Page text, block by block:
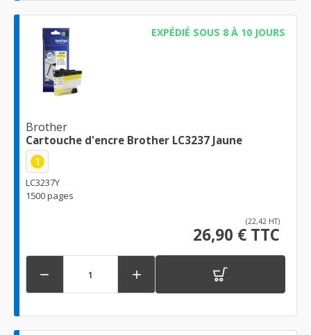
EXPÉDIÉ SOUS 8 À 10 JOURS
Brother
Cartouche d'encre Brother LC3237 Jaune
1
LC3237Y
1500 pages
(22,42 HT)
26,90 € TTC
 